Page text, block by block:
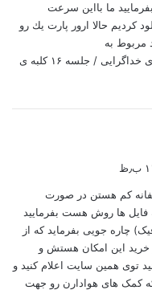
ما بااين سرعت
كرديم حالا ارور پارت يك رو
مربوط به
پارادایم تطبیقی ۴ – ابر وادی خداگرایی / جلسه ۱۶ کلبه ی
کم هستن در صورت
ها روش هست بفرمایید
چاره جویی بفرماید که از
این امکان هستش و
توی همین سایت اعلام کنید و
کمک های هوادارن رو جهت